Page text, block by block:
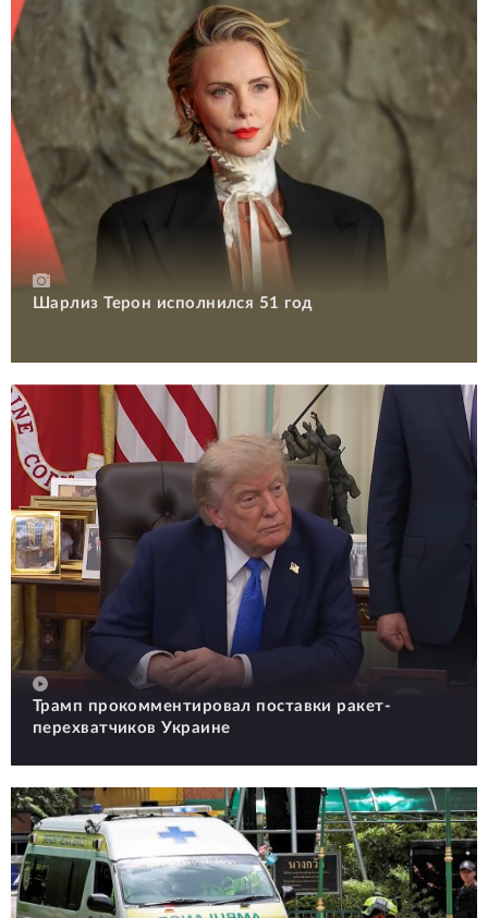
Шарлиз Терон исполнился 51 год
Трамп прокомментировал поставки ракет-
перехватчиков Украине